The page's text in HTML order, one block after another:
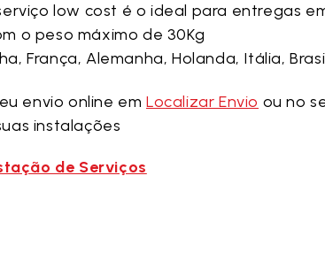
low cost é o ideal para entregas
o peso máximo de 30Kg
França, Alemanha, Holanda, Itália,
envio online em Localizar Envio ou no
instalações
de Serviços